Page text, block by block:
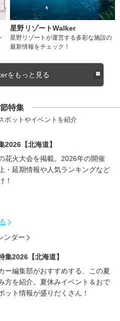
星野リゾートWalker
星野リゾートが運営する多彩な施設の
最新情報をチェック！
をもっと見る
特集
ポットやイベントを紹介
2026【北海道】
花火大会を掲載。2026年の開催
・延期情報や人気ランキングなど
！
ンダー
集2026【北海道】
ー編集部がおすすめする、この夏
方を紹介。夏休みイベント＆おで
ット情報が盛りだくさん！